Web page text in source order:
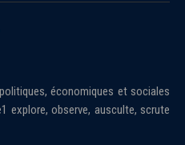
économiques et sociales
explore, observe, ausculte, scrute